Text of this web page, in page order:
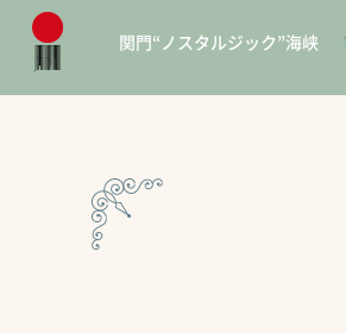
関門“ノスタルジック”海峡
日本遺産とは